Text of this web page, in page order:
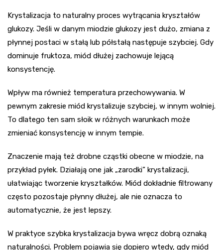
Krystalizacja to naturalny proces wytrącania kryształów
glukozy. Jeśli w danym miodzie glukozy jest dużo, zmiana z
płynnej postaci w stałą lub półstałą następuje szybciej. Gdy
dominuje fruktoza, miód dłużej zachowuje lejącą
konsystencję.
Wpływ ma również temperatura przechowywania. W
pewnym zakresie miód krystalizuje szybciej, w innym wolniej.
To dlatego ten sam słoik w różnych warunkach może
zmieniać konsystencję w innym tempie.
Znaczenie mają też drobne cząstki obecne w miodzie, na
przykład pyłek. Działają one jak „zarodki” krystalizacji,
ułatwiając tworzenie kryształków. Miód dokładnie filtrowany
często pozostaje płynny dłużej, ale nie oznacza to
automatycznie, że jest lepszy.
W praktyce szybka krystalizacja bywa wręcz dobrą oznaką
naturalności. Problem pojawia się dopiero wtedy, gdy miód